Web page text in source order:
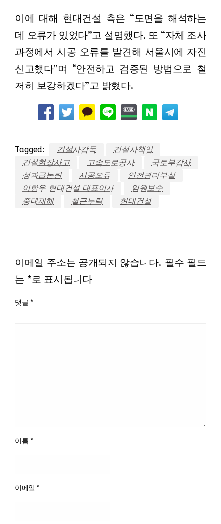
이에 대해 현대건설 측은 “도면을 해석하는
데 오류가 있었다”고 설명했다. 또 “자체 조사
과정에서 시공 오류를 발견해 서울시에 자진
신고했다”며 “안전하고 검증된 방법으로 철
저히 보강하겠다”고 밝혔다.
Tagged: 건설사감독
건설사책임
건설현장사고
고속도로공사
국토부감사
성과급논란
시공오류
안전관리부실
이한우 현대건설 대표이사
임원보수
중대재해
철근누락 현대건설
이메일 주소는 공개되지 않습니다. 필수 필드
는 *로 표시됩니다
댓글 *
이름 *
이메일 *